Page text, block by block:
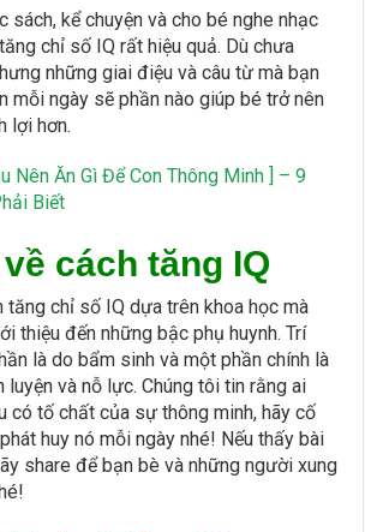
sách, kể chuyện và cho bé nghe nhạc
chỉ số IQ rất hiệu quả. Dù chưa
những giai điệu và câu từ mà bạn
mỗi ngày sẽ phần nào giúp bé trở nên
lợi hơn.
Nên Ăn Gì Để Con Thông Minh ] – 9
Biết
cách tăng IQ
tăng chỉ số IQ dựa trên khoa học mà
thiệu đến những bậc phụ huynh. Trí
là do bẩm sinh và một phần chính là
luyện và nỗ lực. Chúng tôi tin rằng ai
có tố chất của sự thông minh, hãy cố
huy nó mỗi ngày nhé! Nếu thấy bài
share để bạn bè và những người xung